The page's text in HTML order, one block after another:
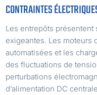
CONTRAINTES
Les entrepôts
exigeantes. Les moteurs
automatisées et les
des fluctuations de
perturbations
d’alimentation DC